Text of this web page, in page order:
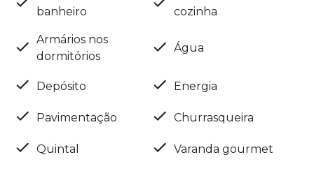
banheiro
cozinha
Armários nos
dormitórios
Água
Depósito Energia
Pavimentação Churrasqueira
Quintal Varanda gourmet